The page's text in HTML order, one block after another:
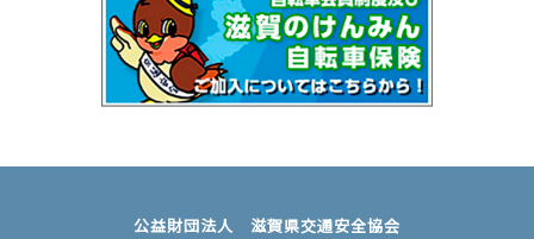
公益財団法人 滋賀県交通安全協会